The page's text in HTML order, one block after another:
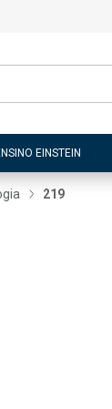
EINSTEIN
219